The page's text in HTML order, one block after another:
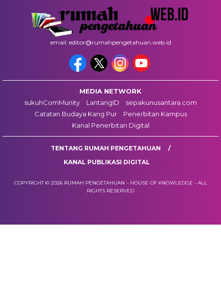
email: editor@rumahpengetahuan.web.id
MEDIA NETWORK
sukuhComMunity
LantangID
sepakunusantara.com
Catatan Budaya Kang Pur
Penerbitan Kampus
Kanal Penerbitan Digital
TENTANG RUMAH PENGETAHUAN
KANAL PUBLIKASI DIGITAL
COPYRIGHT © 2026 RUMAH PENGETAHUAN – HOUSE OF KNOWLEDGE - ALL
RIGHTS RESERVED